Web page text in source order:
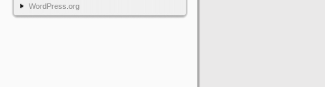
WordPress.org